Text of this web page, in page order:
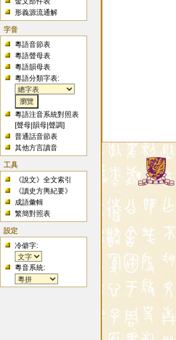
形義源流通解
字音
粵語音節表
粵語聲母表
粵語韻母表
粵語分類字表:
粵語注音系統對照表
[聲母 |韻母 |聲調]
普通話音節表
其他方言讀音
工具
《說文》全文索引
《讀史方輿紀要》
成語彙輯
繁簡對照表
設定
冷僻字:
粵音系統: